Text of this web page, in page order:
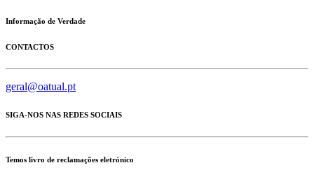
Informação de Verdade
CONTACTOS
geral@oatual.pt
SIGA-NOS NAS REDES SOCIAIS
Temos livro de reclamações eletrónico